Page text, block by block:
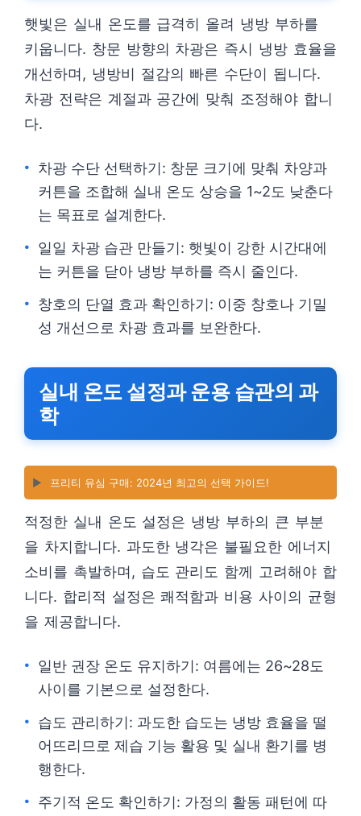
햇빛은 실내 온도를 급격히 올려 냉방 부하를
키웁니다. 창문 방향의 차광은 즉시 냉방 효율을
개선하며, 냉방비 절감의 빠른 수단이 됩니다.
차광 전략은 계절과 공간에 맞춰 조정해야 합니
다.
차광 수단 선택하기: 창문 크기에 맞춰 차양과
커튼을 조합해 실내 온도 상승을 1~2도 낮춘다
는 목표로 설계한다.
일일 차광 습관 만들기: 햇빛이 강한 시간대에
는 커튼을 닫아 냉방 부하를 즉시 줄인다.
창호의 단열 효과 확인하기: 이중 창호나 기밀
성 개선으로 차광 효과를 보완한다.
실내 온도 설정과 운용 습관의 과
학
▶️ 프리티 유심 구매: 2024년 최고의 선택 가이드!
적정한 실내 온도 설정은 냉방 부하의 큰 부분
을 차지합니다. 과도한 냉각은 불필요한 에너지
소비를 촉발하며, 습도 관리도 함께 고려해야 합
니다. 합리적 설정은 쾌적함과 비용 사이의 균형
을 제공합니다.
일반 권장 온도 유지하기: 여름에는 26~28도
사이를 기본으로 설정한다.
습도 관리하기: 과도한 습도는 냉방 효율을 떨
어뜨리므로 제습 기능 활용 및 실내 환기를 병
행한다.
주기적 온도 확인하기: 가정의 활동 패턴에 따